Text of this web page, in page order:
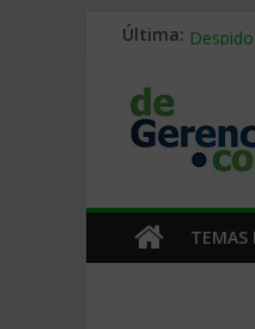
Última:
TEMAS